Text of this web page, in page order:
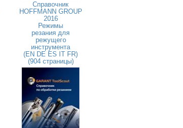
Справочник
HOFFMANN GROUP
2016
Режимы
резания для
режущего
инструмента
(EN DE ES IT FR)
(904 страницы)